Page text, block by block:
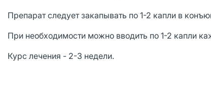
Препарат следует закапывать по 1-2 капли в
При необходимости можно вводить по 1-2 капли
Курс лечения - 2-3 недели.